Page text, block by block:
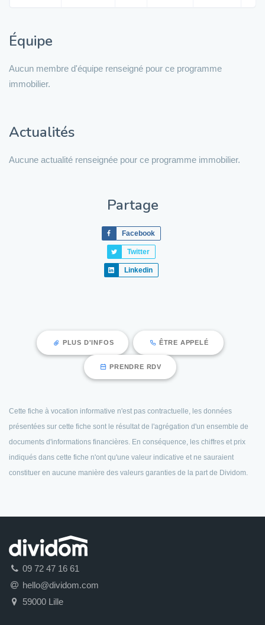
Équipe
Aucun membre d'équipe renseigné pour ce programme
immobilier.
Actualités
Aucune actualité renseignée pour ce programme immobilier.
Partage
Facebook
Twitter
Linkedin
PLUS D'INFOS ÊTRE APPELÉ
PRENDRE RDV
Cette fiche à vocation informative n'est pas contractuelle, les données
présentées sur cette fiche sont le résultat de l'agrégation d'un ensemble de
documents d'informations financières. En conséquence, les chiffres et prix
indiqués dans cette fiche n'ont qu'une valeur indicative et ne sauraient
constituer en aucune manière des valeurs garanties de la part de Dividom.
09 72 47 16 61
hello@dividom.com
59000 Lille